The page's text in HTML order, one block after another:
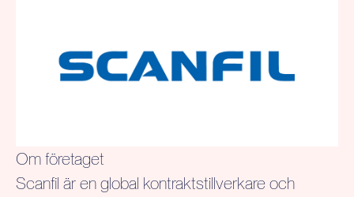
Om företaget
Scanfil är en global kontraktstillverkare och